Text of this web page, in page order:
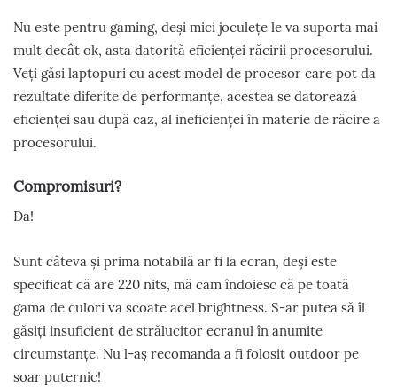
Nu este pentru gaming, deși mici joculețe le va suporta mai
mult decât ok, asta datorită eficienței răcirii procesorului.
Veți găsi laptopuri cu acest model de procesor care pot da
rezultate diferite de performanțe, acestea se datorează
eficienței sau după caz, al ineficienței în materie de răcire a
procesorului.
Compromisuri?
Da!
Sunt câteva și prima notabilă ar fi la ecran, deși este
specificat că are 220 nits, mă cam îndoiesc că pe toată
gama de culori va scoate acel brightness. S-ar putea să îl
găsiți insuficient de strălucitor ecranul în anumite
circumstanțe. Nu l-aș recomanda a fi folosit outdoor pe
soar puternic!